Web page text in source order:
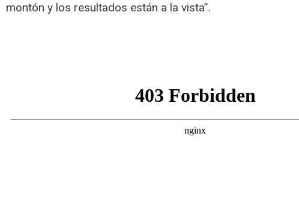
montón y los resultados están a la vista”.